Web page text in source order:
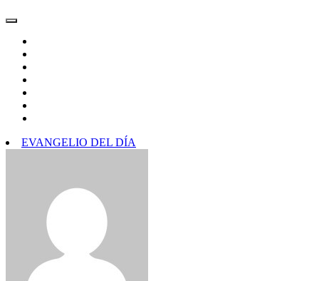
EVANGELIO DEL DÍA